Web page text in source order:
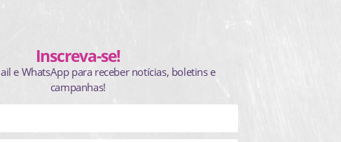
Inscreva-se!
e WhatsApp para receber notícias, boletins e
campanhas!